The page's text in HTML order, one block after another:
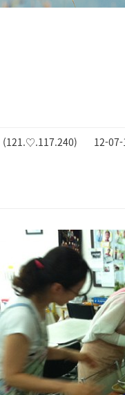
(121.♡.117.240) 12-